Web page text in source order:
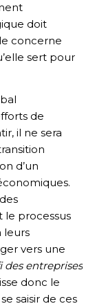
doit
concerne
sert pour
de
il ne sera
d’un
le processus
leurs
vers une
des entreprises
donc le
saisir de ces